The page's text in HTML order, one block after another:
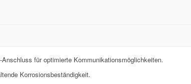
für optimierte Kommunikationsmöglichkeiten.
Korrosionsbeständigkeit.